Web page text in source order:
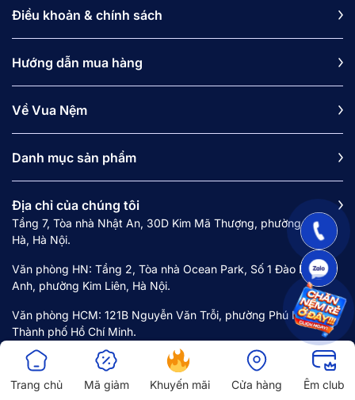
Trang chủ Mã giảm Khuyến mãi Cửa hàng Êm club
Điều khoản & chính sách
Hướng dẫn mua hàng
Về Vua Nệm
Danh mục sản phẩm
Địa chỉ của chúng tôi
Tầng 7, Tòa nhà Nhật An, 30D Kim Mã Thượng, phường Ngọc
Hà, Hà Nội.
Văn phòng HN: Tầng 2, Tòa nhà Ocean Park, Số 1 Đào Duy
Anh, phường Kim Liên, Hà Nội.
Văn phòng HCM: 121B Nguyễn Văn Trỗi, phường Phú Nhuận,
Thành phố Hồ Chí Minh.